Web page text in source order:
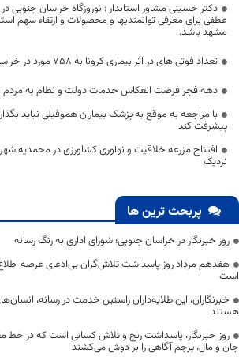
دکتر حسینی مشاور استاندار : نوروزگاه خراسان جنوبی
عطفی برای معرفی توانمندیها و محصولات و ارتقاء سهم
مشهد باشد.
تعداد فوتی های در اثر بیماری کرونا به 758 مورد در خراسان جنوبی رسید
دهه فجر فرصت انعکاس خدمات دولت و نظام به
با مراجعه به موقع به پزشک بیماران هموفیلی نباید
پیشرفت کند
افتتاح مزرعه خلاقیت و نوآوری کشاورزی در محمدیه
نزدیک
پربحث ترین ها
روز خبرنگار در خراسان جنوبی؛ شورای اداری به رنگ رسانه
هفدهم مرداد روز پاسداشت تلاش‌گران بی‌ادعای عرصه
است
خبرنگاران، این طلایه‌داران راستین خدمت در رسانه،
هستند
روز خبرنگار، پاسداشت رنج و تلاش کسانی است که در خط
جان و مال، پرچم آگاهی را بر دوش می‌کشند